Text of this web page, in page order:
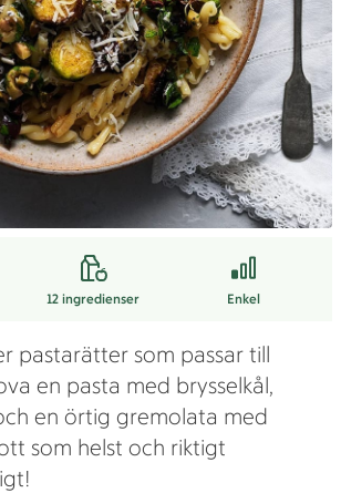
12 ingredienser Enkel
pastarätter som passar till
en pasta med brysselkål,
en örtig gremolata med
som helst och riktigt